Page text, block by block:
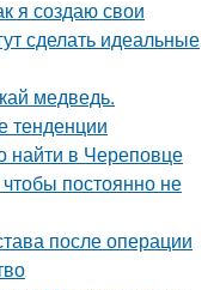
я создаю свои
сделать идеальные
медведь.
тенденции
найти в Череповце
постоянно не
после операции